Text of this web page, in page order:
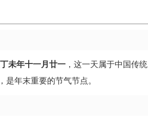
未年十一月廿一 ，这一天属于中国传统
年末重要的节气节点。